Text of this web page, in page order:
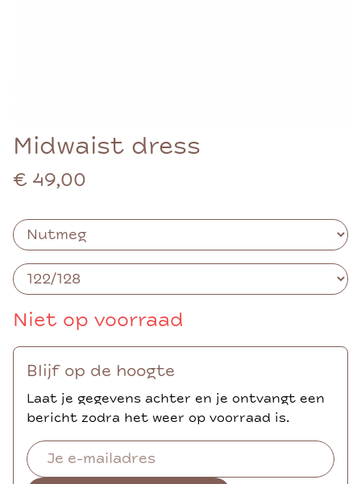
Midwaist dress
€ 49,00
Niet op voorraad
Blijf op de hoogte
Laat je gegevens achter en je ontvangt een
bericht zodra het weer op voorraad is.